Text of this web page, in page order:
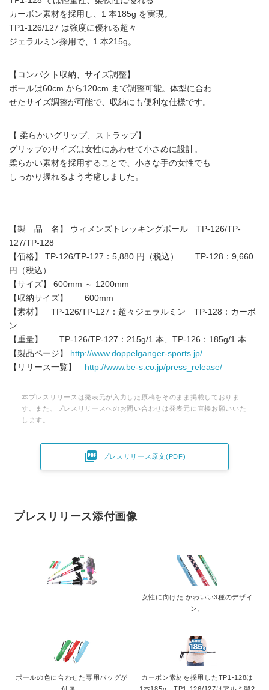
カーボン素材を採用し、1 本185g を実現。
TP1-126/127 は強度に優れる超々
ジェラルミン採用で、1 本215g。
【コンパクト収納、サイズ調整】
ポールは60cm から120cm まで調整可能。体型に合わ
せたサイズ調整が可能で、収納にも便利な仕様です。
【 柔らかいグリップ、ストラップ】
グリップのサイズは女性にあわせて小さめに設計。
柔らかい素材を採用することで、小さな手の女性でも
しっかり握れるよう考慮しました。
【製 品 名】 ウィメンズトレッキングポール TP-126/TP-
127/TP-128
【価格】 TP-126/TP-127：5,880 円（税込） TP-128：9,660
円（税込）
【サイズ】 600mm ～ 1200mm
【収納サイズ】 600mm
【素材】 TP-126/TP-127：超々ジェラルミン TP-128：カーボ
ン
【重量】 TP-126/TP-127：215g/1 本、TP-126：185g/1 本
【製品ページ】
http://www.doppelganger-sports.jp/
【リリース一覧】
http://www.be-s.co.jp/press_release/
本プレスリリースは発表元が入力した原稿をそのまま掲載しておりま
す。また、プレスリリースへのお問い合わせは発表元に直接お願いいた
します。
 プレスリリース原文(PDF)
プレスリリース添付画像
女性に向けた かわいい3種のデザイ
ン。
ポールの色に合わせた専用バッグが
付属。
カーボン素材を採用したTP1-128は
1本185g。TP1-126/127はアルミ製2